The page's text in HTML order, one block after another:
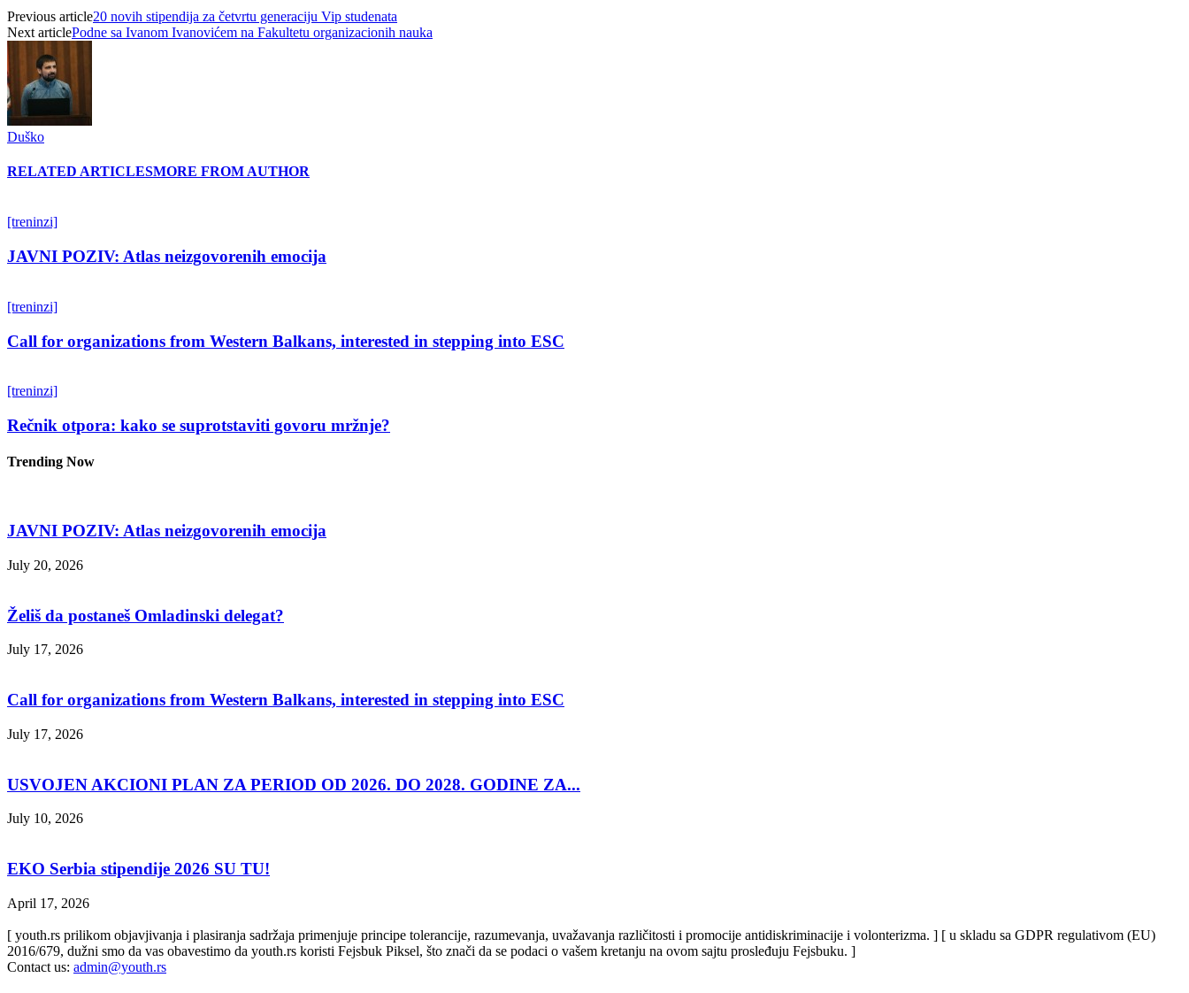
Previous article20 novih stipendija za četvrtu generaciju Vip studenata
Next articlePodne sa Ivanom Ivanovićem na Fakultetu organizacionih nauka
Duško
RELATED ARTICLESMORE FROM AUTHOR
[treninzi]
JAVNI POZIV: Atlas neizgovorenih emocija
[treninzi]
Call for organizations from Western Balkans, interested in stepping into ESC
[treninzi]
Rečnik otpora: kako se suprotstaviti govoru mržnje?
Trending Now
JAVNI POZIV: Atlas neizgovorenih emocija
July 20, 2026
Želiš da postaneš Omladinski delegat?
July 17, 2026
Call for organizations from Western Balkans, interested in stepping into ESC
July 17, 2026
USVOJEN AKCIONI PLAN ZA PERIOD OD 2026. DO 2028. GODINE ZA...
July 10, 2026
EKO Serbia stipendije 2026 SU TU!
April 17, 2026
[ youth.rs prilikom objavjivanja i plasiranja sadržaja primenjuje principe tolerancije, razumevanja, uvažavanja različitosti i promocije antidiskriminacije i volonterizma. ] [ u skladu sa GDPR regulativom (EU)
2016/679, dužni smo da vas obavestimo da youth.rs koristi Fejsbuk Piksel, što znači da se podaci o vašem kretanju na ovom sajtu prosleđuju Fejsbuku. ]
Contact us: admin@youth.rs